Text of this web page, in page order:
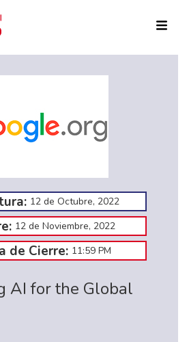
12 de Octubre, 2022
12 de Noviembre, 2022
de Cierre: 11:59 PM
AI for the Global